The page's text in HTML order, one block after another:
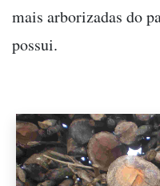
mais arborizadas do
possui.